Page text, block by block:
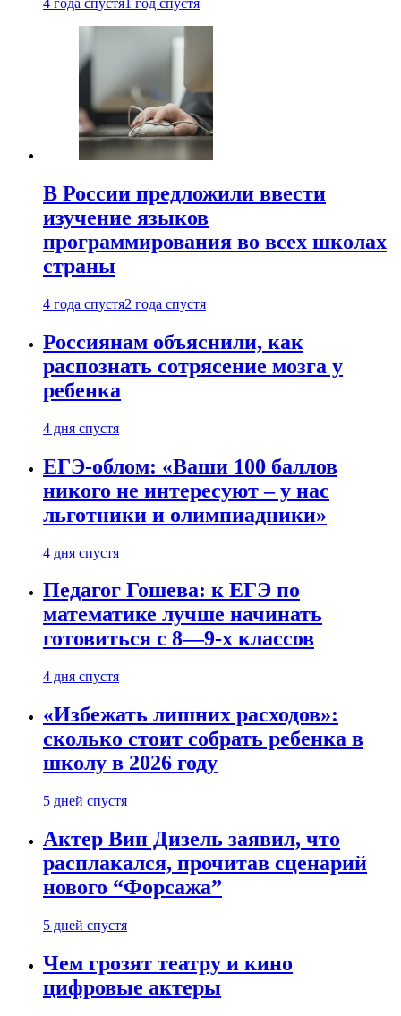
4 года спустя 1 год спустя
В России предложили ввести
изучение языков
программирования во всех школах
страны
4 года спустя2 года спустя
Россиянам объяснили, как
распознать сотрясение мозга у
ребенка
4 дня спустя
ЕГЭ-облом: «Ваши 100 баллов
никого не интересуют – у нас
льготники и олимпиадники»
4 дня спустя
Педагог Гошева: к ЕГЭ по
математике лучше начинать
готовиться с 8—9-х классов
4 дня спустя
«Избежать лишних расходов»:
сколько стоит собрать ребенка в
школу в 2026 году
5 дней спустя
Актер Вин Дизель заявил, что
расплакался, прочитав сценарий
нового “Форсажа”
5 дней спустя
Чем грозят театру и кино
цифровые актеры